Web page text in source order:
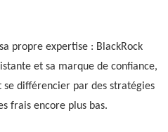
propre expertise : BlackRock
et sa marque de confiance,
se différencier par des stratégies
frais encore plus bas.